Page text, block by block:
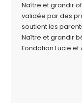
Naître et grandir
validée par des
soutient les
Naître et grandir
Fondation Lucie